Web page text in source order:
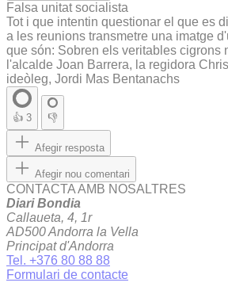
Falsa unitat socialista
Tot i que intentin questionar el que es
a les reunions transmetre una imatge
que són: Sobren els veritables cigrons
l'alcalde Joan Barrera, la regidora
ideòleg, Jordi Mas Bentanachs
👍 3 👎
Afegir resposta
Afegir nou comentari
CONTACTA AMB NOSALTRES
Diari Bondia
Callaueta, 4, 1r
AD500 Andorra la Vella
Principat d'Andorra
Tel. +376 80 88 88
Formulari de contacte